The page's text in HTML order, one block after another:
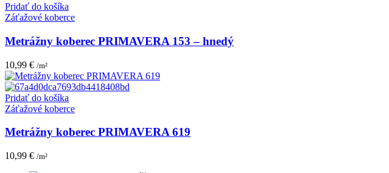
Pridať do košíka
Záťažové koberce
Metrážny koberec PRIMAVERA 153 – hnedý
10,99 € /m²
Pridať do košíka
Záťažové koberce
Metrážny koberec PRIMAVERA 619
10,99 € /m²